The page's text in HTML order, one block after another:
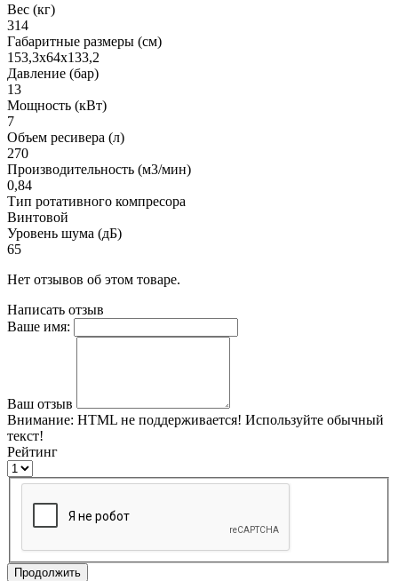
Вес (кг)
314
Габаритные размеры (см)
153,3х64х133,2
Давление (бар)
13
Мощность (кВт)
7
Объем ресивера (л)
270
Производительность (м3/мин)
0,84
Тип ротативного компресора
Винтовой
Уровень шума (дБ)
65
Нет отзывов об этом товаре.
Написать отзыв
Ваше имя:
Ваш отзыв
Внимание: HTML не поддерживается! Используйте обычный
текст!
Рейтинг
Продолжить